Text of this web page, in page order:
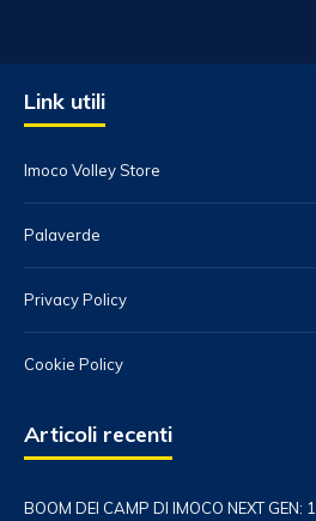
Link utili
Imoco Volley Store
Palaverde
Privacy Policy
Cookie Policy
Articoli recenti
BOOM DEI CAMP DI IMOCO NEXT GEN: